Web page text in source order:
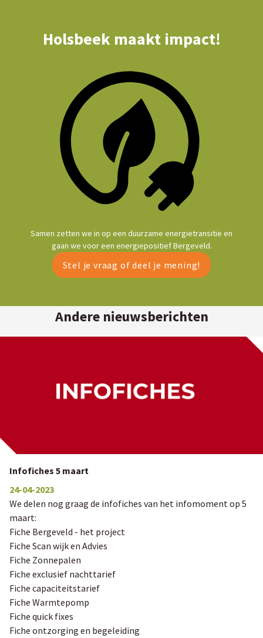
Holsbeek maakt impact!
Samen zetten we in op een duurzame energietransitie en
gaan we voor een energiepositief Bergeveld.
Stel je vraag of deel je mening!
Andere nieuwsberichten
Infofiches 5 maart
24-04-2023
We delen nog graag de infofiches van het infomoment op 5
maart:
Fiche Bergeveld - het project
Fiche Scan wijk en Advies
Fiche Zonnepalen
Fiche exclusief nachttarief
Fiche capaciteitstarief
Fiche Warmtepomp
Fiche quick fixes
Fiche ontzorging en begeleiding